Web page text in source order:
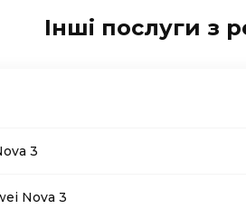
Інші послуги з
3
Nova 3